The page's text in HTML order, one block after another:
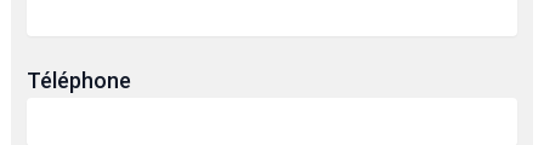
Téléphone